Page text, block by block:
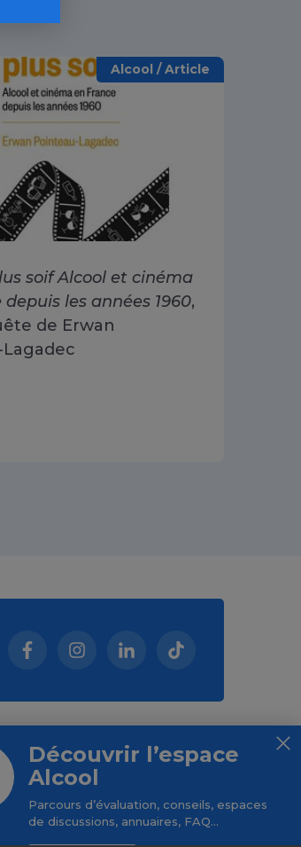
Alcool / Article
soif Alcool et cinéma
depuis les années 1960,
de Erwan
Découvrir l’espace
Alcool
Parcours d’évaluation, conseils, espaces
de discussions, annuaires, FAQ...
Facebook (nouvelle fenêtre)
Instagram (nouvelle fenêtre)
Linkedin (nouvelle
Tiktok (nouvelle